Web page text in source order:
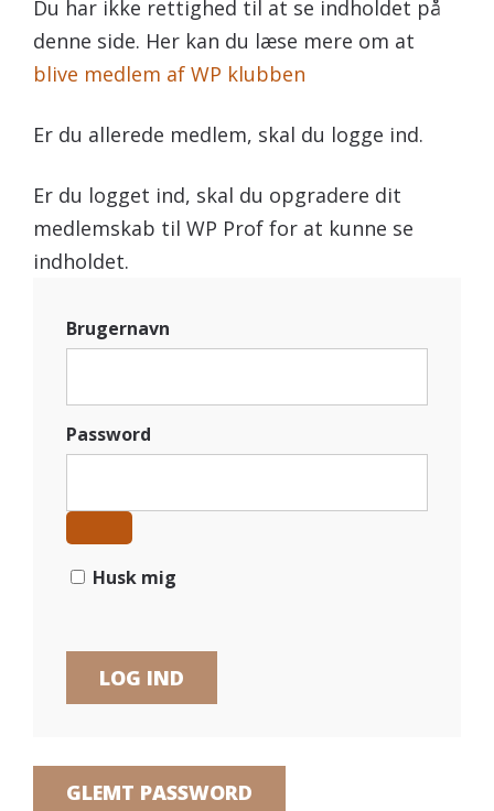
Du har ikke rettighed til at se indholdet på
denne side. Her kan du læse mere om at
blive medlem af WP klubben
Er du allerede medlem, skal du logge ind.
Er du logget ind, skal du opgradere dit
medlemskab til WP Prof for at kunne se
indholdet.
Brugernavn
Password
Husk mig
GLEMT PASSWORD